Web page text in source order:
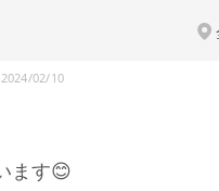
2024/02/10
ます😊